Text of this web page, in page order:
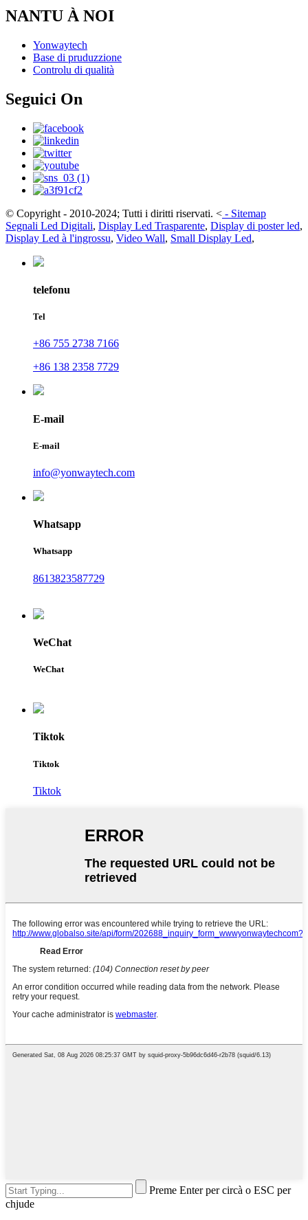
NANTU À NOI
Yonwaytech
Base di pruduzzione
Controlu di qualità
Seguici On
© Copyright - 2010-2024; Tutti i diritti riservati. < - Sitemap
Segnali Led Digitali, Display Led Trasparente, Display di poster led,
Display Led à l'ingrossu, Video Wall, Small Display Led,
telefonu
Tel
+86 755 2738 7166
+86 138 2358 7729
E-mail
E-mail
info@yonwaytech.com
Whatsapp
Whatsapp
8613823587729
WeChat
WeChat
Tiktok
Tiktok
Tiktok
Preme Enter per circà o ESC per
chjude